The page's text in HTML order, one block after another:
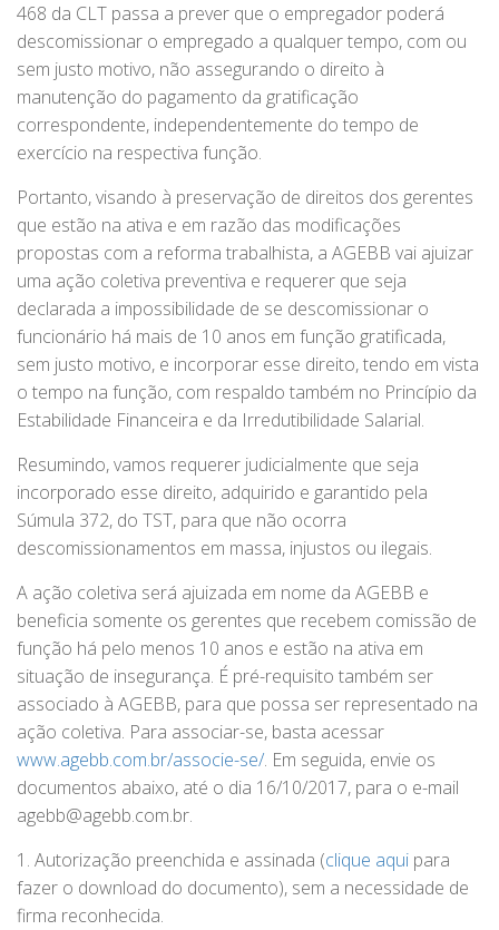
468 da CLT passa a prever que o empregador poderá
descomissionar o empregado a qualquer tempo, com ou
sem justo motivo, não assegurando o direito à
manutenção do pagamento da gratificação
correspondente, independentemente do tempo de
exercício na respectiva função.
Portanto, visando à preservação de direitos dos gerentes
que estão na ativa e em razão das modificações
propostas com a reforma trabalhista, a AGEBB vai ajuizar
uma ação coletiva preventiva e requerer que seja
declarada a impossibilidade de se descomissionar o
funcionário há mais de 10 anos em função gratificada,
sem justo motivo, e incorporar esse direito, tendo em vista
o tempo na função, com respaldo também no Princípio da
Estabilidade Financeira e da Irredutibilidade Salarial.
Resumindo, vamos requerer judicialmente que seja
incorporado esse direito, adquirido e garantido pela
Súmula 372, do TST, para que não ocorra
descomissionamentos em massa, injustos ou ilegais.
A ação coletiva será ajuizada em nome da AGEBB e
beneficia somente os gerentes que recebem comissão de
função há pelo menos 10 anos e estão na ativa em
situação de insegurança. É pré-requisito também ser
associado à AGEBB, para que possa ser representado na
ação coletiva. Para associar-se, basta acessar
www.agebb.com.br/associe-se/. Em seguida, envie os
documentos abaixo, até o dia 16/10/2017, para o e-mail
agebb@agebb.com.br.
1. Autorização preenchida e assinada (clique aqui para
fazer o download do documento), sem a necessidade de
firma reconhecida.